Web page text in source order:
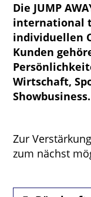
Die JUMP
international
individuellen
Kunden
Wirtschaft,
Showbusiness.
Zur
zum nächst